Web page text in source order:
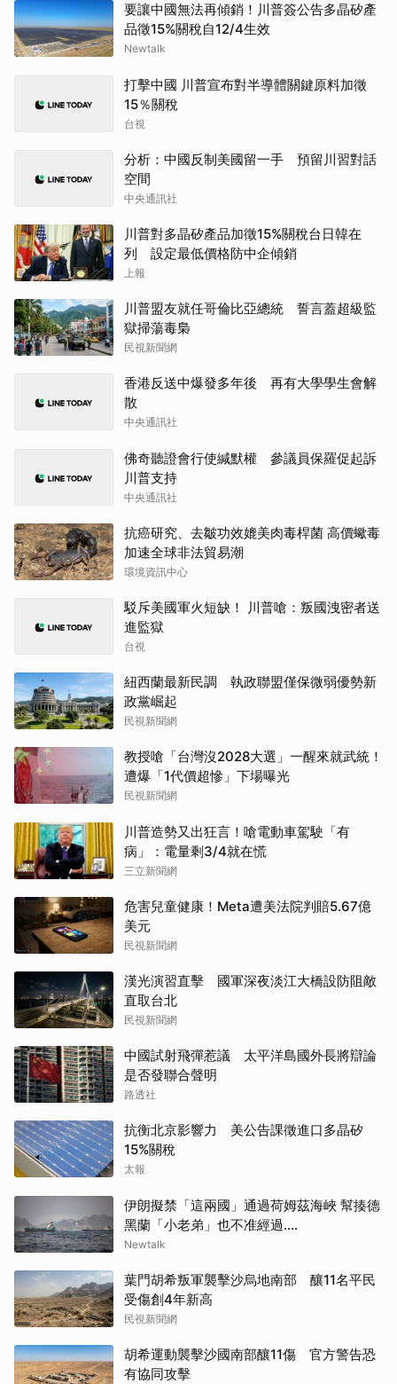
要讓中國無法再傾銷！川普簽公告多晶矽產
品徵15%關稅自12/4生效
Newtalk
打擊中國 川普宣布對半導體關鍵原料加徵
15％關稅
台視
分析：中國反制美國留一手 預留川習對話
空間
中央通訊社
川普對多晶矽產品加徵15%關稅台日韓在
列 設定最低價格防中企傾銷
上報
川普盟友就任哥倫比亞總統 誓言蓋超級監
獄掃蕩毒梟
民視新聞網
香港反送中爆發多年後 再有大學學生會解
散
中央通訊社
佛奇聽證會行使緘默權 參議員保羅促起訴
川普支持
中央通訊社
抗癌研究、去皺功效媲美肉毒桿菌 高價蠍毒
加速全球非法貿易潮
環境資訊中心
駁斥美國軍火短缺！ 川普嗆：叛國洩密者送
進監獄
台視
紐西蘭最新民調 執政聯盟僅保微弱優勢新
政黨崛起
民視新聞網
教授嗆「台灣沒2028大選」一醒來就武統！
遭爆「1代價超慘」下場曝光
民視新聞網
川普造勢又出狂言！嗆電動車駕駛「有
病」：電量剩3/4就在慌
三立新聞網
危害兒童健康！Meta遭美法院判賠5.67億
美元
民視新聞網
漢光演習直擊 國軍深夜淡江大橋設防阻敵
直取台北
民視新聞網
中國試射飛彈惹議 太平洋島國外長將辯論
是否發聯合聲明
路透社
抗衡北京影響力 美公告課徵進口多晶矽
15%關稅
太報
伊朗擬禁「這兩國」通過荷姆茲海峽 幫揍德
黑蘭「小老弟」也不准經過....
Newtalk
葉門胡希叛軍襲擊沙烏地南部 釀11名平民
受傷創4年新高
民視新聞網
胡希運動襲擊沙國南部釀11傷 官方警告恐
有協同攻擊